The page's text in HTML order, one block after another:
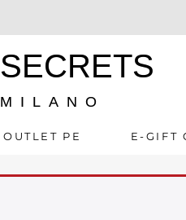
SECRETS
MILANO
OUTLET PE E-GIFT